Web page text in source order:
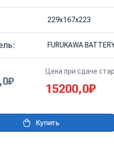
229х167х223
FURUKAWA
Цена при сдаче
15200,0₽
Купить